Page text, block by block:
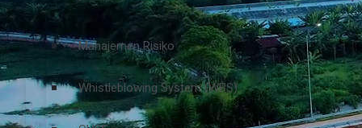
Manajemen Risiko
Whistleblowing System (WBS)